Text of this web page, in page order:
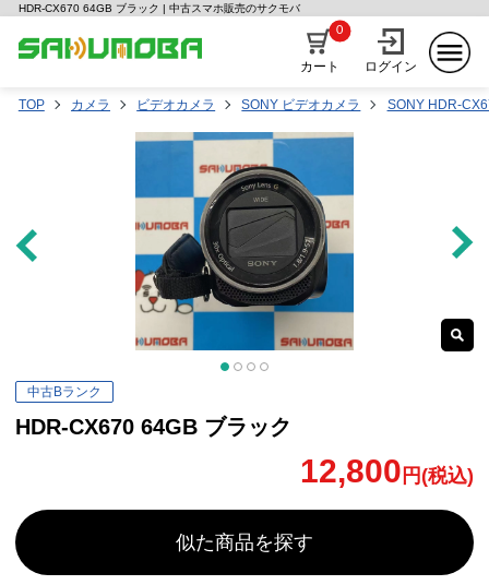
HDR-CX670 64GB ブラック | 中古スマホ販売のサクモバ
カート
0
ログイン
TOP カメラ ビデオカメラ SONY ビデオカメラ SONY HDR-
中古Bランク
HDR-CX670 64GB ブラック
12,800 円(税込)
似た商品を探す